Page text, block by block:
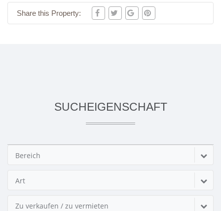
Share this Property:
SUCHEIGENSCHAFT
Bereich
Art
Zu verkaufen / zu vermieten